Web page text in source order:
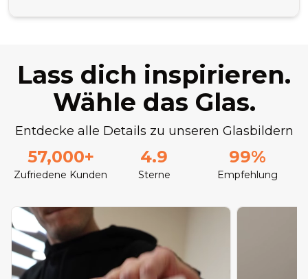
Lass dich inspirieren.
Wähle das Glas.
Entdecke alle Details zu unseren Glasbildern
57,000+ 4.9 99%
Zufriedene Kunden Sterne Empfehlung